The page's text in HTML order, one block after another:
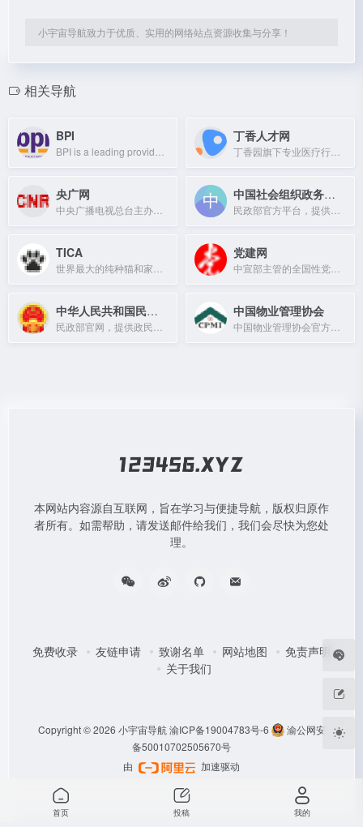
小宇宙导航致力于优质、实用的网络站点资源收集与分享！
相关导航
BPI 丁香人才网
央广网 中国社会组织政务服务平台
TICA 党建网
中华人民共和国民政部 中国物业管理协会
本网站内容源自互联网，旨在学习与便捷导航，版权归原作
者所有。如需帮助，请发送邮件给我们，我们会尽快为您处
理。
免费收录 友链申请 致谢名单 网站地图
免责声明
关于我们
Copyright © 2026 小宇宙导航 渝ICP备19004783号-6
渝公网安
备50010702505670号
由
加速驱动
首页 投稿 我的